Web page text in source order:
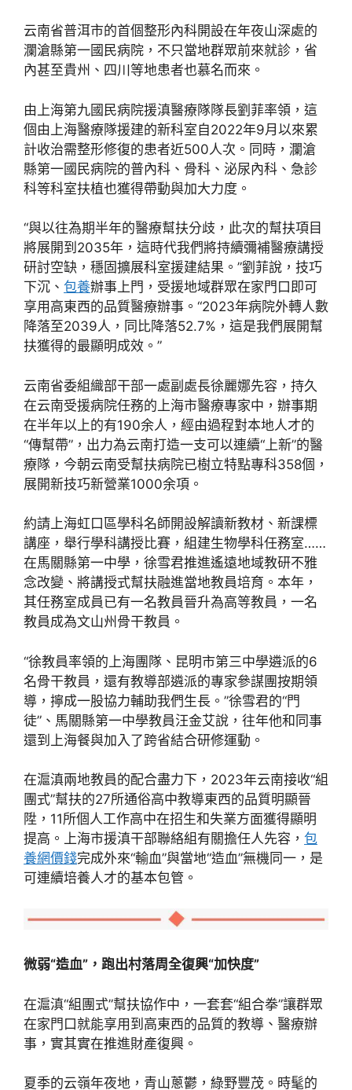
云南省普洱市的首個整形內科開設在年夜山深處的
瀾滄縣第一國民病院，不只當地群眾前來就診，省
內甚至貴州、四川等地患者也慕名而來。
由上海第九國民病院援滇醫療隊隊長劉菲率領，這
個由上海醫療隊援建的新科室自2022年9月以來累
計收治需整形修復的患者近500人次。同時，瀾滄
縣第一國民病院的普內科、骨科、泌尿內科、急診
科等科室扶植也獲得帶動與加大力度。
“與以往為期半年的醫療幫扶分歧，此次的幫扶項目
將展開到2035年，這時代我們將持續彌補醫療講授
研討空缺，穩固擴展科室援建結果。”劉菲說，技巧
下沉、 包養辦事上門，受援地域群眾在家門口即可
享用高東西的品質醫療辦事。“2023年病院外轉人數
降落至2039人，同比降落52.7%，這是我們展開幫
扶獲得的最顯明成效。”
云南省委組織部干部一處副處長徐麗娜先容，持久
在云南受援病院任務的上海市醫療專家中，辦事期
在半年以上的有190余人，經由過程對本地人才的
“傳幫帶”，出力為云南打造一支可以連續“上新”的醫
療隊，今朝云南受幫扶病院已樹立特點專科358個，
展開新技巧新營業1000余項。
約請上海虹口區學科名師開設解讀新教材、新課標
講座，舉行學科講授比賽，組建生物學科任務室……
在馬關縣第一中學，徐雪君推進遙遠地域教研不雅
念改變、將講授式幫扶融進當地教員培育。本年，
其任務室成員已有一名教員晉升為高等教員，一名
教員成為文山州骨干教員。
“徐教員率領的上海團隊、昆明市第三中學遴派的6
名骨干教員，還有教導部遴派的專家參謀團按期領
導，擰成一股協力輔助我們生長。”徐雪君的“門
徒”、馬關縣第一中學教員汪金艾說，往年他和同事
還到上海餐與加入了跨省結合研修運動。
在滬滇兩地教員的配合盡力下，2023年云南接收“組
團式”幫扶的27所通俗高中教導東西的品質明顯晉
陞，11所個人工作高中在招生和失業方面獲得顯明
提高。上海市援滇干部聯絡組有關擔任人先容， 包
養網價錢完成外來“輸血”與當地“造血”無機同一，是
可連續培養人才的基本包管。
微弱“造血”，跑出村落周全復興“加快度”
在滬滇“組團式”幫扶協作中，一套套“組合拳”讓群眾
在家門口就能享用到高東西的品質的教導、醫療辦
事，實其實在推進財產復興。
夏季的云嶺年夜地，青山蔥鬱，綠野豐茂。時髦的